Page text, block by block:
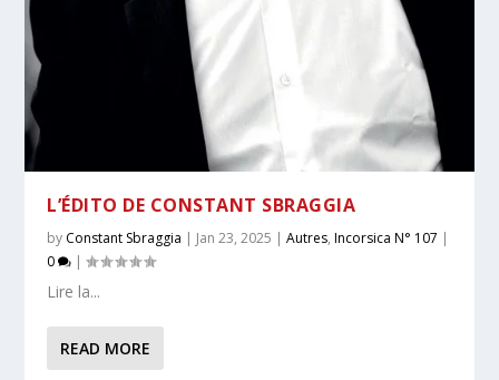
L’ÉDITO DE CONSTANT SBRAGGIA
by Constant Sbraggia | Jan 23, 2025 |Autres,Incorsica N° 107 |
0
|
Lire la...
READ MORE